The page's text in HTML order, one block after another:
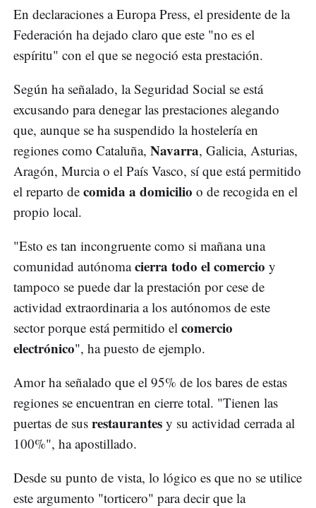
En declaraciones a Europa Press, el presidente de la
Federación ha dejado claro que este "no es el
espíritu" con el que se negoció esta prestación.
Según ha señalado, la Seguridad Social se está
excusando para denegar las prestaciones alegando
que, aunque se ha suspendido la hostelería en
regiones como Cataluña, Navarra, Galicia, Asturias,
Aragón, Murcia o el País Vasco, sí que está permitido
el reparto de comida a domicilio o de recogida en el
propio local.
"Esto es tan incongruente como si mañana una
comunidad autónomacierra todo el comercio y
tampoco se puede dar la prestación por cese de
actividad extraordinaria a los autónomos de este
sector porque está permitido el comercio
electrónico", ha puesto de ejemplo.
Amor ha señalado que el 95% de los bares de estas
regiones se encuentran en cierre total. "Tienen las
puertas de sus restaurantes y su actividad cerrada al
100%", ha apostillado.
Desde su punto de vista, lo lógico es que no se utilice
este argumento "torticero" para decir que la